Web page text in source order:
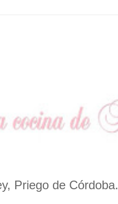
Priego de Córdoba.